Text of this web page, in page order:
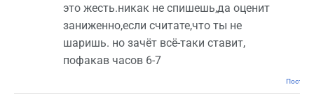
это жесть.никак не спишешь,да оценит
заниженно,если считате,что ты не
шаришь. но зачёт всё-таки ставит,
пофакав часов 6-7